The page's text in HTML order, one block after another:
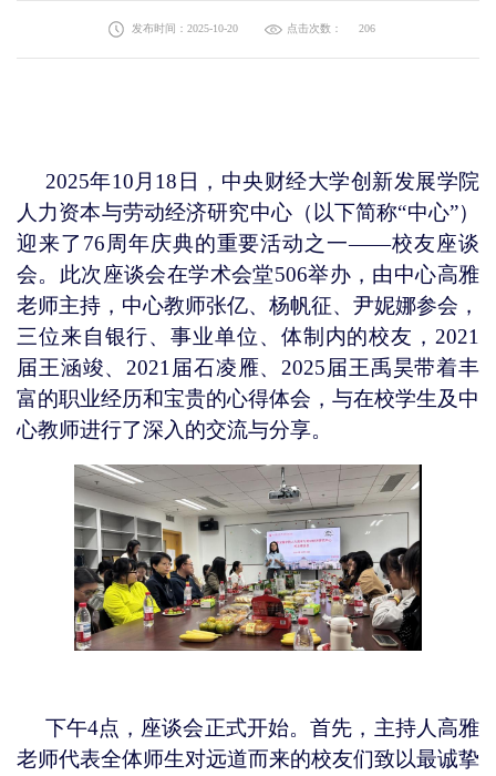
发布时间：2025-10-20 点击次数： 206
2025年10月18日，中央财经大学创新发展学院
人力资本与劳动经济研究中心（以下简称“中心”）
迎来了76周年庆典的重要活动之一——校友座谈
会。此次座谈会在学术会堂506举办，由中心高雅
老师主持，中心教师张亿、杨帆征、尹妮娜参会，
三位来自银行、事业单位、体制内的校友，2021
届王涵竣、2021届石凌雁、2025届王禹昊带着丰
富的职业经历和宝贵的心得体会，与在校学生及中
心教师进行了深入的交流与分享。
下午4点，座谈会正式开始。首先，主持人高雅
老师代表全体师生对远道而来的校友们致以最诚挚